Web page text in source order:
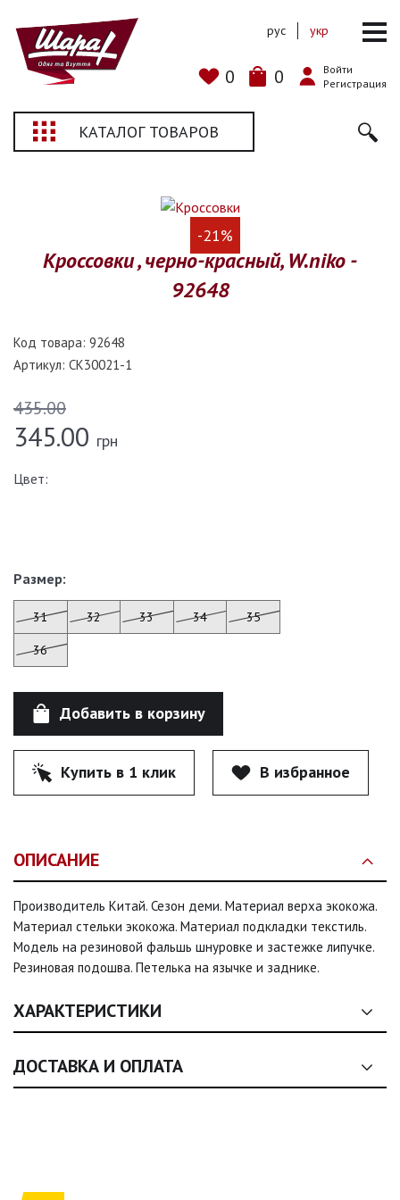
0 0
Войти
Регистрация
рус укр
КАТАЛОГ ТОВАРОВ
-21%
Кроссовки , черно-красный, W.niko -
92648
Код товара: 92648
Артикул: CK30021-1
435.00
345.00 грн
Цвет:
Размер:
31 32 33 34 35
36
Добавить в корзину
Купить в 1 клик В избранное
ОПИСАНИЕ
Производитель Китай. Сезон деми. Материал верха экокожа.
Материал стельки экокожа. Материал подкладки текстиль.
Модель на резиновой фальшь шнуровке и застежке липучке.
Резиновая подошва. Петелька на язычке и заднике.
ХАРАКТЕРИСТИКИ
Размер: 31, 32, 33, 34, 35, 36
ДОСТАВКА И ОПЛАТА